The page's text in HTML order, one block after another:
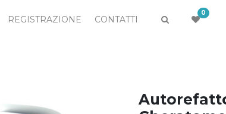
REGISTRAZIONE CONTATTI
0